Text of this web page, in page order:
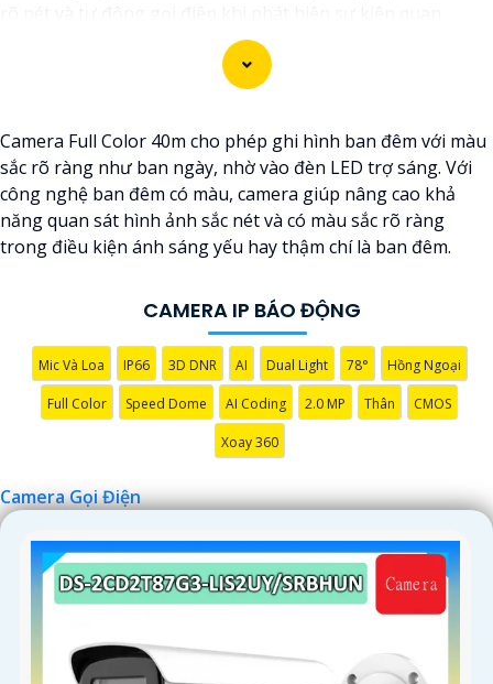
trọng, giúp người dùng phản ứng kịp thời. Với khả năng
nhận diện chuyển động, ghi hình ban đêm và lưu trữ dữ
liệu trên đám mây, camera này mang lại một hệ thống giám
Camera Full Color 40m cho phép ghi hình ban đêm với màu
sắc rõ ràng như ban ngày, nhờ vào đèn LED trợ sáng. Với
công nghệ ban đêm có màu, camera giúp nâng cao khả
năng quan sát hình ảnh sắc nét và có màu sắc rõ ràng
trong điều kiện ánh sáng yếu hay thậm chí là ban đêm.
CAMERA IP BÁO ĐỘNG
Mic Và Loa IP66 3D DNR AI Dual Light 78° Hồng Ngoại
Full Color Speed Dome AI Coding 2.0 MP Thân CMOS
Xoay 360
Camera Gọi Điện